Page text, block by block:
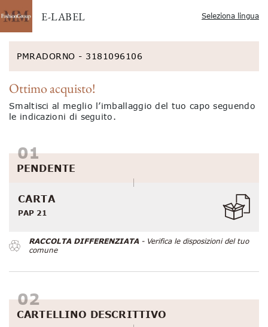
E-LABEL Seleziona lingua
PMRADORNO - 3181096106
Ottimo acquisto!
Smaltisci al meglio l’imballaggio del tuo capo seguendo
le indicazioni di seguito.
PENDENTE
CARTA
PAP 21
RACCOLTA DIFFERENZIATA- Verifica le disposizioni del tuo
comune
CARTELLINO DESCRITTIVO